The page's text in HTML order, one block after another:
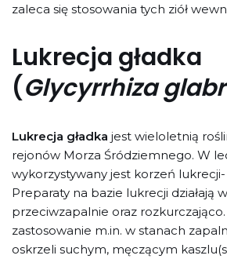
zaleca się stosowania tych ziół
Lukrecja gładka
(Glycyrrhiza
Lukrecja gładka jest wieloletnią
rejonów Morza Śródziemnego. W
wykorzystywany jest korzeń lukrecji-
Preparaty na bazie lukrecji działają
przeciwzapalnie oraz rozkurczająco.
zastosowanie m.in. w stanach
oskrzeli suchym, męczącym